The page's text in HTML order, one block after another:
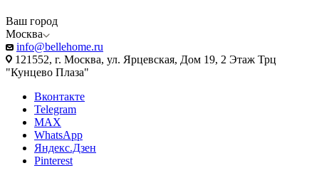
Ваш город
Москва
info@bellehome.ru
121552, г. Москва, ул. Ярцевская, Дом 19, 2 Этаж Трц
"Кунцево Плаза"
Вконтакте
Telegram
MAX
WhatsApp
Яндекс.Дзен
Pinterest